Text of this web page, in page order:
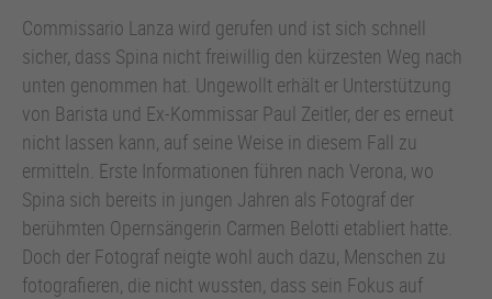
Commissario Lanza wird gerufen und ist sich schnell
sicher, dass Spina nicht freiwillig den kürzesten Weg nach
unten genommen hat. Ungewollt erhält er Unterstützung
von Barista und Ex-Kommissar Paul Zeitler, der es erneut
nicht lassen kann, auf seine Weise in diesem Fall zu
ermitteln. Erste Informationen führen nach Verona, wo
Spina sich bereits in jungen Jahren als Fotograf der
berühmten Opernsängerin Carmen Belotti etabliert hatte.
Doch der Fotograf neigte wohl auch dazu, Menschen zu
fotografieren, die nicht wussten, dass sein Fokus auf